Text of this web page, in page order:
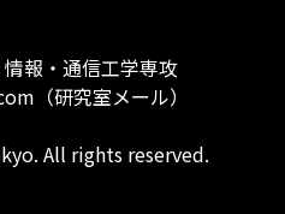
報・通信工学専攻
（研究室メール）
All rights reserved.